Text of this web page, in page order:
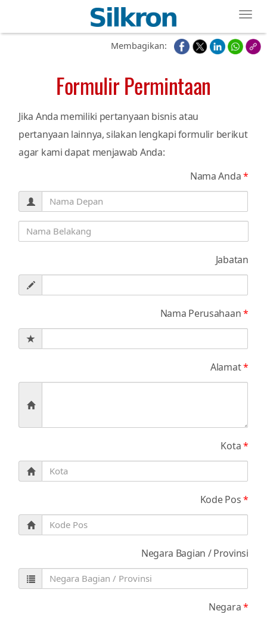
Membagikan:
Formulir Permintaan
Jika Anda memiliki pertanyaan bisnis atau
pertanyaan lainnya, silakan lengkapi formulir berikut
agar kami dapat menjawab Anda:
Nama Anda*
Jabatan
Nama Perusahaan*
Alamat*
Kota*
Kode Pos*
Negara Bagian / Provinsi
Negara*